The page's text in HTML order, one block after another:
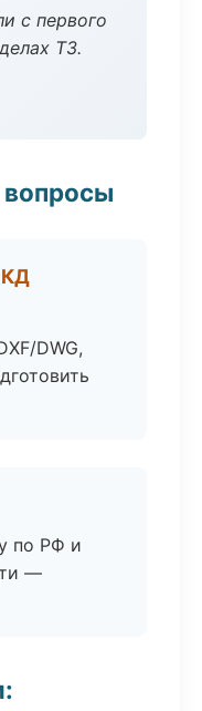
с первого
ТЗ.
КД
DWG,
по РФ и
—